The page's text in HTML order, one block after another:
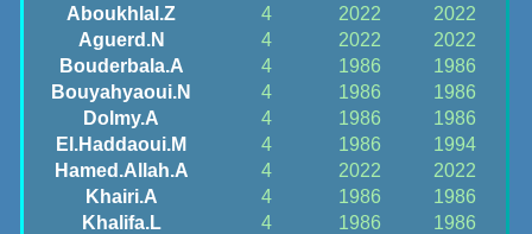
Aboukhlal.Z
4 2022
2022
Aguerd.N
4 2022
2022
Bouderbala.A
4 1986
1986
Bouyahyaoui.N
4 1986
1986
Dolmy.A
4 1986
1986
El.Haddaoui.M
4 1986
1994
Hamed.Allah.A
4 2022
2022
Khairi.A
4 1986
1986
Khalifa.L
4 1986
1986